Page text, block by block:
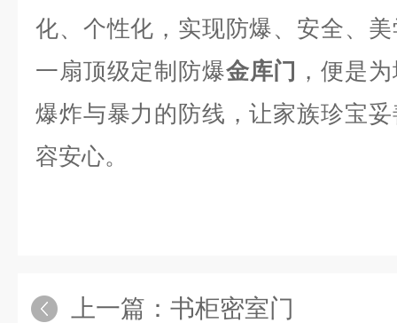
化、个性化，实现防爆、安全、
一扇顶级定制防爆金库门 ，便是
爆炸与暴力的防线，让家族珍宝
容安心。
上一篇： 书柜密室门